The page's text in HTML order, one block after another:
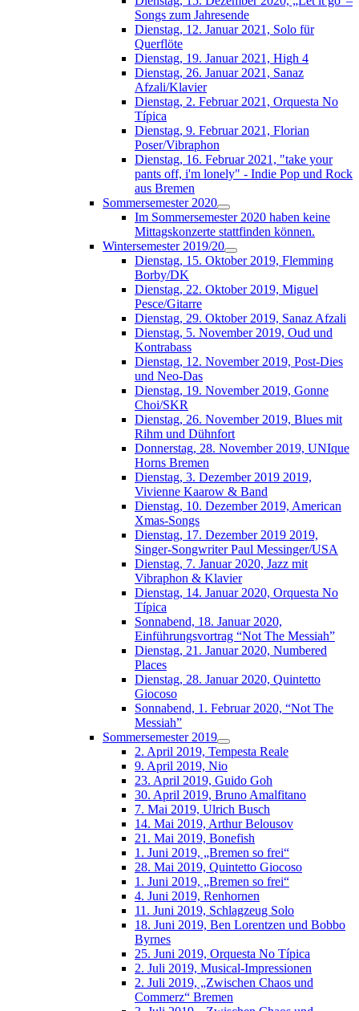
Songs zum Jahresende
Dienstag, 12. Januar 2021, Solo für
Querflöte
Dienstag, 19. Januar 2021, High 4
Dienstag, 26. Januar 2021, Sanaz
Afzali/Klavier
Dienstag, 2. Februar 2021, Orquesta No
Típica
Dienstag, 9. Februar 2021, Florian
Poser/Vibraphon
Dienstag, 16. Februar 2021, "take your
pants off, i'm lonely" - Indie Pop und Rock
aus Bremen
Sommersemester 2020
Im Sommersemester 2020 haben keine
Mittagskonzerte stattfinden können.
Wintersemester 2019/20
Dienstag, 15. Oktober 2019, Flemming
Borby/DK
Dienstag, 22. Oktober 2019, Miguel
Pesce/Gitarre
Dienstag, 29. Oktober 2019, Sanaz Afzali
Dienstag, 5. November 2019, Oud und
Kontrabass
Dienstag, 12. November 2019, Post-Dies
und Neo-Das
Dienstag, 19. November 2019, Gonne
Choi/SKR
Dienstag, 26. November 2019, Blues mit
Rihm und Dühnfort
Donnerstag, 28. November 2019, UNIque
Horns Bremen
Dienstag, 3. Dezember 2019 2019,
Vivienne Kaarow & Band
Dienstag, 10. Dezember 2019, American
Xmas-Songs
Dienstag, 17. Dezember 2019 2019,
Singer-Songwriter Paul Messinger/USA
Dienstag, 7. Januar 2020, Jazz mit
Vibraphon & Klavier
Dienstag, 14. Januar 2020, Orquesta No
Típica
Sonnabend, 18. Januar 2020,
Einführungsvortrag “Not The Messiah”
Dienstag, 21. Januar 2020, Numbered
Places
Dienstag, 28. Januar 2020, Quintetto
Giocoso
Sonnabend, 1. Februar 2020, “Not The
Messiah”
Sommersemester 2019
2. April 2019, Tempesta Reale
9. April 2019, Nio
23. April 2019, Guido Goh
30. April 2019, Bruno Amalfitano
7. Mai 2019, Ulrich Busch
14. Mai 2019, Arthur Belousov
21. Mai 2019, Bonefish
1. Juni 2019, „Bremen so frei“
28. Mai 2019, Quintetto Giocoso
1. Juni 2019, „Bremen so frei“
4. Juni 2019, Renhornen
11. Juni 2019, Schlagzeug Solo
18. Juni 2019, Ben Lorentzen und Bobbo
Byrnes
25. Juni 2019, Orquesta No Típica
2. Juli 2019, Musical-Impressionen
2. Juli 2019, „Zwischen Chaos und
Commerz“ Bremen